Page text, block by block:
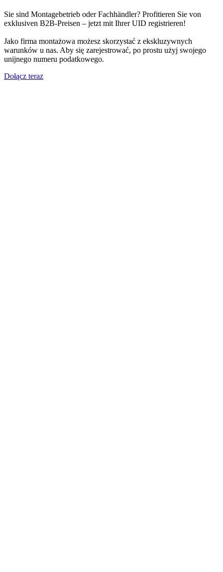
Sie sind Montagebetrieb oder Fachhändler? Profitieren Sie von
exklusiven B2B-Preisen – jetzt mit Ihrer UID registrieren!
Jako firma montażowa możesz skorzystać z ekskluzywnych
warunków u nas. Aby się zarejestrować, po prostu użyj swojego
unijnego numeru podatkowego.
Dołącz teraz